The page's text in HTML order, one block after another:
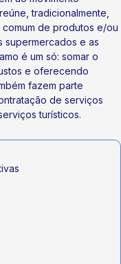
que não há
cuidado e respeito.
no bem-estar e
onde
os ouvintes passam a
semanalmente na
tradicionalmente,
de produtos e/ou
supermercados e as
é um só: somar o
e oferecendo
fazem parte
de serviços
turísticos.